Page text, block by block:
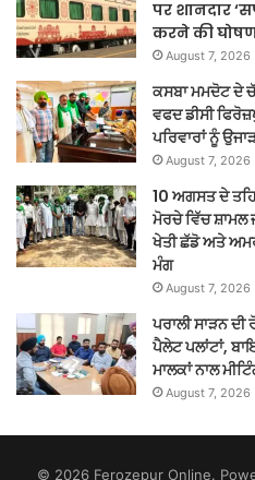
पर शानदार
करने की
August 7, 2026
ਕਸਬਾ ਮਮਦੋਟ ਦੇ
ਵਫਦ ਡੀਸੀ
ਪਰਿਵਾਰਾਂ ਨੂੰ
August 7, 2026
10 ਅਗਸਤ ਦੇ
ਮੋਰਚੇ ਵਿੱਚ
ਖੇਤੀ ਛੱਡੋ ਅਤੇ
ਮੰਗ
August 7, 2026
ਪਰਾਲੀ ਸਾੜਨ
ਪੈਲੇਟ ਪਲਾਂਟਾਂ,
ਮਾਲਕਾਂ ਨਾਲ
August 7, 2026
© 2026 Ferozepur Online.